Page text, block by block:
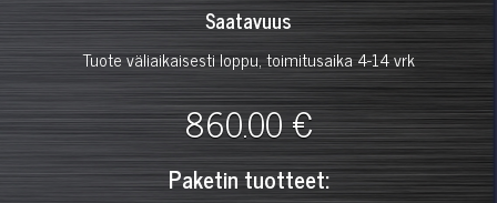
Saatavuus
Tuote väliaikaisesti loppu, toimitusaika 4-14 vrk
860.00 €
Paketin tuotteet: